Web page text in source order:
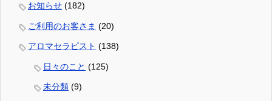
お知らせ (182)
ご利用のお客さま (20)
アロマセラピスト (138)
日々のこと (125)
未分類 (9)